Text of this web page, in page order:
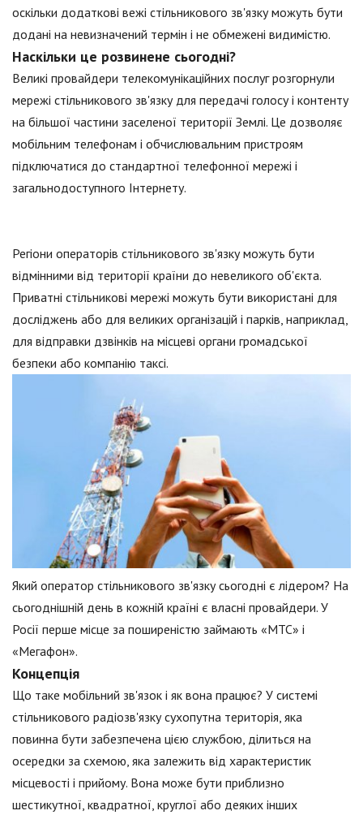
оскільки додаткові вежі стільникового зв'язку можуть бути
додані на невизначений термін і не обмежені видимістю.
Наскільки це розвинене сьогодні?
Великі провайдери телекомунікаційних послуг розгорнули
мережі стільникового зв'язку для передачі голосу і контенту
на більшої частини заселеної території Землі. Це дозволяє
мобільним телефонам і обчислювальним пристроям
підключатися до стандартної телефонної мережі і
загальнодоступного Інтернету.
Регіони операторів стільникового зв'язку можуть бути
відмінними від території країни до невеликого об'єкта.
Приватні стільникові мережі можуть бути використані для
досліджень або для великих організацій і парків, наприклад,
для відправки дзвінків на місцеві органи громадської
безпеки або компанію таксі.
Який оператор стільникового зв'язку сьогодні є лідером? На
сьогоднішній день в кожній країні є власні провайдери. У
Росії перше місце за поширеністю займають «МТС» і
«Мегафон».
Концепція
Що таке мобільний зв'язок і як вона працює? У системі
стільникового радіозв'язку сухопутна територія, яка
повинна бути забезпечена цією службою, ділиться на
осередки за схемою, яка залежить від характеристик
місцевості і прийому. Вона може бути приблизно
шестикутної, квадратної, круглої або деяких інших